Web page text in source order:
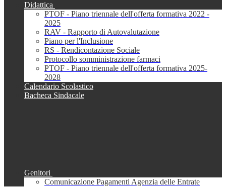
Didattica
PTOF - Piano triennale dell'offerta formativa 2022 -
2025
RAV - Rapporto di Autovalutazione
Piano per l'Inclusione
RS - Rendicontazione Sociale
Protocollo somministrazione farmaci
PTOF - Piano triennale dell'offerta formativa 2025-
2028
Calendario Scolastico
Bacheca Sindacale
Genitori
Comunicazione Pagamenti Agenzia delle Entrate